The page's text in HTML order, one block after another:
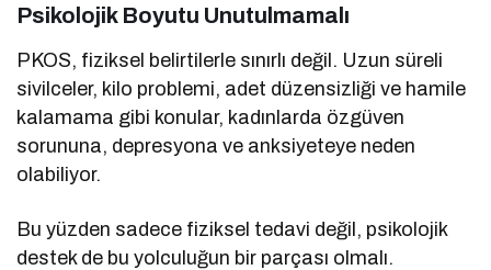
Psikolojik Boyutu Unutulmamalı
PKOS, fiziksel belirtilerle sınırlı değil. Uzun süreli
sivilceler, kilo problemi, adet düzensizliği ve hamile
kalamama gibi konular, kadınlarda özgüven
sorununa, depresyona ve anksiyeteye neden
olabiliyor.
Bu yüzden sadece fiziksel tedavi değil, psikolojik
destek de bu yolculuğun bir parçası olmalı.